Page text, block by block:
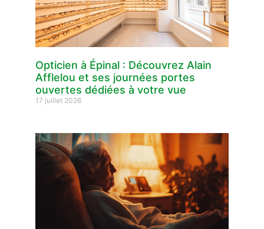
Opticien à Épinal : Découvrez Alain
Afflelou et ses journées portes
ouvertes dédiées à votre vue
17 juillet 2026